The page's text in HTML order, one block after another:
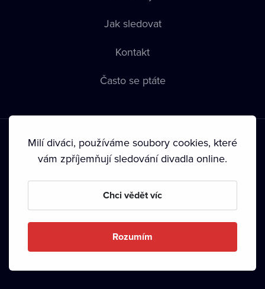
Jak sledovat
Kontakt
Často se ptáte
Podmínky používání • Ochrana soukromí • Zásady používání
• Autorská práva•
Milí diváci, používáme soubory cookies, které
vám zpříjemňují sledování divadla online.
Chci vědět víc
Rozumím